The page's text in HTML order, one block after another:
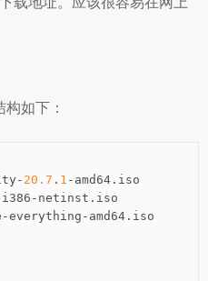
如下：
- 20.7 . 1 - amd64 .
i386 - netinst .
-everything - amd64 .